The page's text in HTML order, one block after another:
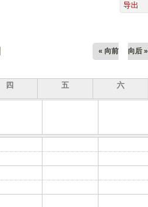
« 向前 向后 »
导出
四 五 六